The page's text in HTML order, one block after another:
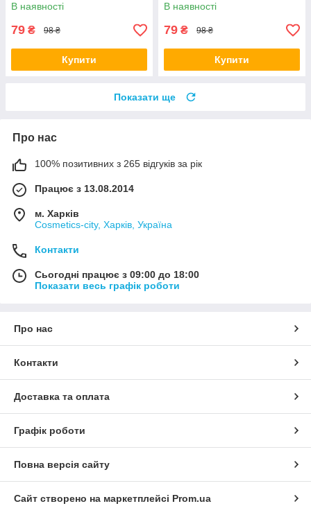
В наявності
79 ₴ 98 ₴
Купити
В наявності
79 ₴ 98 ₴
Купити
Показати ще
Про нас
100% позитивних з 265 відгуків за рік
Працює з 13.08.2014
м. Харків
Cosmetics-city, Харків, Україна
Контакти
Сьогодні працює з 09:00 до 18:00
Показати весь графік роботи
Про нас
Контакти
Доставка та оплата
Графік роботи
Повна версія сайту
Сайт створено на маркетплейсі Prom.ua